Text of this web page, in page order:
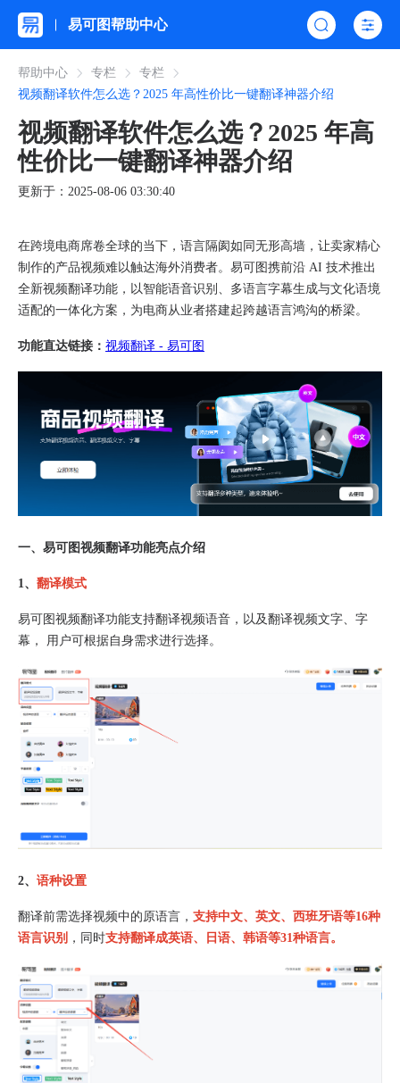
易可图帮助中心
帮助中心 专栏
专栏
视频翻译软件怎么选？2025 年高性价比一键翻译神器介绍
视频翻译软件怎么选？2025 年高
性价比一键翻译神器介绍
更新于：2025-08-06 03:30:40
在跨境电商席卷全球的当下，语言隔阂如同无形高墙，让卖家精心
制作的产品视频难以触达海外消费者。易可图携前沿 AI 技术推出
全新视频翻译功能，以智能语音识别、多语言字幕生成与文化语境
适配的一体化方案，为电商从业者搭建起跨越语言鸿沟的桥梁。
功能直达链接： 视频翻译 - 易可图
一、易可图视频翻译功能亮点介绍
1、 翻译模式
易可图视频翻译功能支持翻译视频语音，以及翻译视频文字、字
幕， 用户可根据自身需求进行选择。
2、 语种设置
翻译前需选择视频中的原语言， 支持中文、英文、西班牙语等16种
语言识别 ，同时支持翻译成英语、日语、韩语等31种语言。